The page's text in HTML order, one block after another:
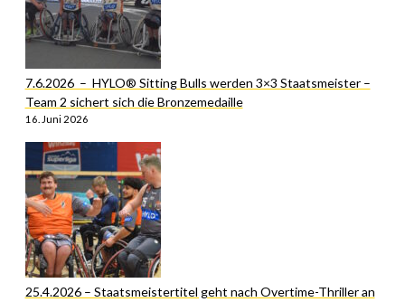
7.6.2026 – HYLO® Sitting Bulls werden 3×3 Staatsmeister –
Team 2 sichert sich die Bronzemedaille
16. Juni 2026
25.4.2026 – Staatsmeistertitel geht nach Overtime-Thriller an